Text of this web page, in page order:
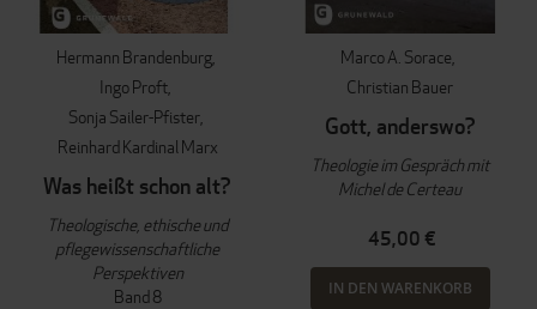
Hermann Brandenburg
Ingo Proft
Sonja Sailer-Pfister
Reinhard Kardinal Marx
Was heißt schon alt?
Theologische, ethische und
pflegewissenschaftliche
Perspektiven
Band 8
Marco A. Sorace
Christian Bauer
Gott, anderswo?
Theologie im Gespräch mit
Michel de Certeau
45,00 €
IN DEN WARENKORB